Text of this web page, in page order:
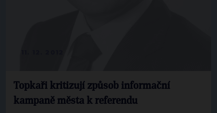
Topkaři kritizují způsob informační
kampaně města k referendu